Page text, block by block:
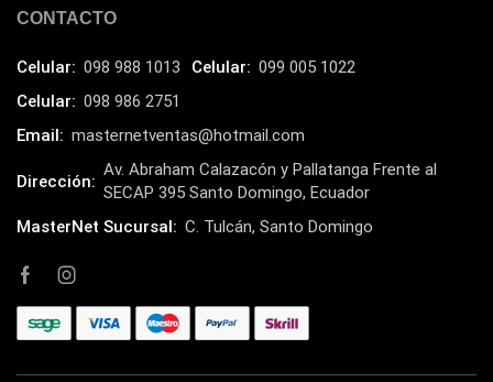
CONTACTO
Celular: 098 988 1013 Celular: 099 005 1022
Celular: 098 986 2751
Email: masternetventas@hotmail.com
Dirección:
Av. Abraham Calazacón y Pallatanga Frente al
SECAP 395 Santo Domingo, Ecuador
MasterNet Sucursal: C. Tulcán, Santo Domingo